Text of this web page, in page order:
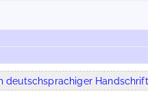
deutschsprachiger